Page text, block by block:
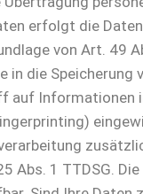
erfolgt die
von Art. 49
in die Speicherung
auf Informationen
Abs. 1 TTDSG.